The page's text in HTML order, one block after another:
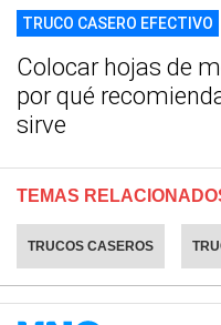
TRUCO CASERO EFECTIVO
Colocar hojas de
por qué
sirve
TEMAS
TRUCOS CASEROS